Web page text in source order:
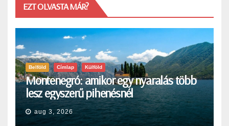
EZT OLVASTA MÁR?
Belföld Címlap Külföld
Montenegró: amikor egy nyaralás több
lesz egyszerű pihenésnél
aug 3, 2026